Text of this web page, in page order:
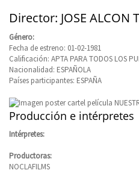
Director: JOSE ALCON
Género:
Fecha de estreno: 01-02-1981
Calificación: APTA PARA TODOS LOS
Nacionalidad: ESPAÑOLA
Países participantes: ESPAÑA
Producción e intérpretes
Intérpretes:
Productoras:
NOCLAFILMS